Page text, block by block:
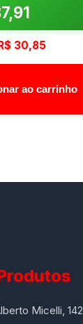
30,85
ao carrinho
Micelli, 142